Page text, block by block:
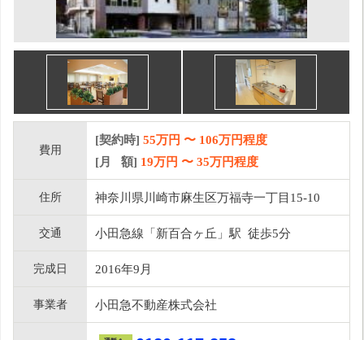
費用
[契約時] 55万円 〜 106万円程度
[月 額] 19万円 〜 35万円程度
住所 神奈川県川崎市麻生区万福寺一丁目15-10
交通 小田急線「新百合ヶ丘」駅 徒歩5分
完成日 2016年9月
事業者 小田急不動産株式会社